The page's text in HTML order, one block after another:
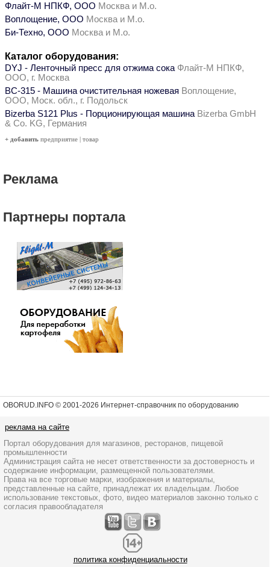
Флайт-М НПКФ, ООО Москва и М.о.
Воплощение, ООО Москва и М.о.
Би-Техно, ООО Москва и М.о.
Каталог оборудования:
DYJ - Ленточный пресс для отжима сока Флайт-М НПКФ,
ООО, г. Москва
ВС-315 - Машина очистительная ножевая Воплощение,
ООО, Моск. обл., г. Подольск
Bizerba S121 Plus - Порционирующая машина Bizerba GmbH
& Co. KG, Германия
+ добавить предприятие | товар
Реклама
Партнеры портала
OBORUD.INFO © 2001-2026 Интернет-справочник по оборудованию
реклама на сайте
Портал оборудования для магазинов, ресторанов, пищевой
промышленности
Администрация сайта не несет ответственности за достоверность и
содержание информации, размещенной пользователями.
Права на все торговые марки, изображения и материалы,
представленные на сайте, принадлежат их владельцам. Любое
использование текстовых, фото, видео материалов законно только с
согласия правообладателя
политика конфиденциальности